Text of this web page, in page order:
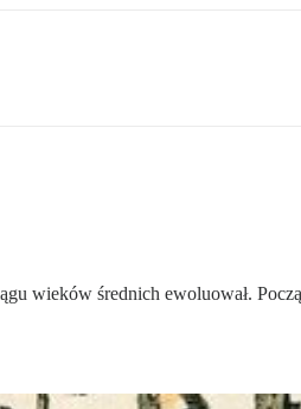
wieków średnich ewoluował.